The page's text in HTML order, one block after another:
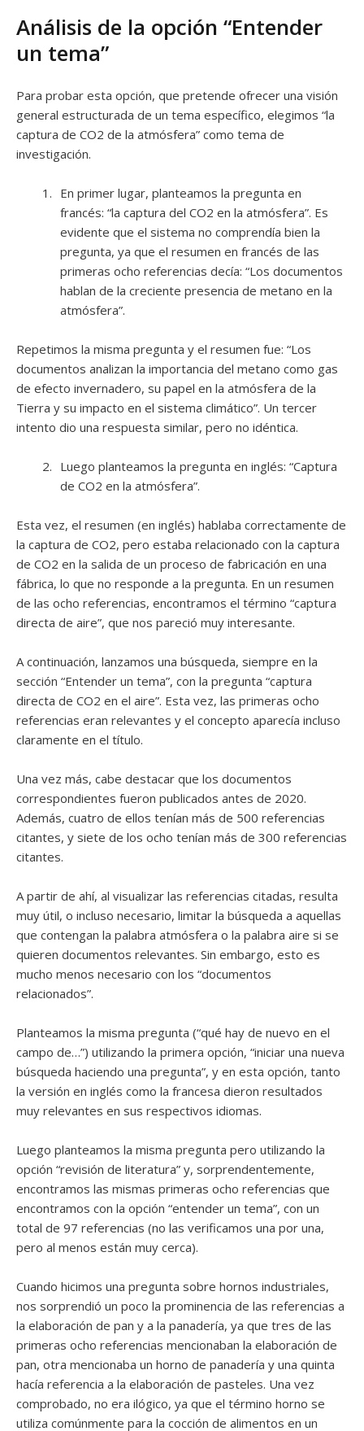
Análisis de la opción “Entender
un tema”
Para probar esta opción, que pretende ofrecer una visión
general estructurada de un tema específico, elegimos “la
captura de CO2 de la atmósfera” como tema de
investigación.
En primer lugar, planteamos la pregunta en
francés: “la captura del CO2 en la atmósfera”. Es
evidente que el sistema no comprendía bien la
pregunta, ya que el resumen en francés de las
primeras ocho referencias decía: “Los documentos
hablan de la creciente presencia de metano en la
atmósfera”.
Repetimos la misma pregunta y el resumen fue: “Los
documentos analizan la importancia del metano como gas
de efecto invernadero, su papel en la atmósfera de la
Tierra y su impacto en el sistema climático”. Un tercer
intento dio una respuesta similar, pero no idéntica.
Luego planteamos la pregunta en inglés: “Captura
de CO2 en la atmósfera”.
Esta vez, el resumen (en inglés) hablaba correctamente de
la captura de CO2, pero estaba relacionado con la captura
de CO2 en la salida de un proceso de fabricación en una
fábrica, lo que no responde a la pregunta. En un resumen
de las ocho referencias, encontramos el término “captura
directa de aire”, que nos pareció muy interesante.
A continuación, lanzamos una búsqueda, siempre en la
sección “Entender un tema”, con la pregunta “captura
directa de CO2 en el aire”. Esta vez, las primeras ocho
referencias eran relevantes y el concepto aparecía incluso
claramente en el título.
Una vez más, cabe destacar que los documentos
correspondientes fueron publicados antes de 2020.
Además, cuatro de ellos tenían más de 500 referencias
citantes, y siete de los ocho tenían más de 300 referencias
citantes.
A partir de ahí, al visualizar las referencias citadas, resulta
muy útil, o incluso necesario, limitar la búsqueda a aquellas
que contengan la palabra atmósfera o la palabra aire si se
quieren documentos relevantes. Sin embargo, esto es
mucho menos necesario con los “documentos
relacionados”.
Planteamos la misma pregunta (“qué hay de nuevo en el
campo de…”) utilizando la primera opción, “iniciar una nueva
búsqueda haciendo una pregunta”, y en esta opción, tanto
la versión en inglés como la francesa dieron resultados
muy relevantes en sus respectivos idiomas.
Luego planteamos la misma pregunta pero utilizando la
opción “revisión de literatura” y, sorprendentemente,
encontramos las mismas primeras ocho referencias que
encontramos con la opción “entender un tema”, con un
total de 97 referencias (no las verificamos una por una,
pero al menos están muy cerca).
Cuando hicimos una pregunta sobre hornos industriales,
nos sorprendió un poco la prominencia de las referencias a
la elaboración de pan y a la panadería, ya que tres de las
primeras ocho referencias mencionaban la elaboración de
pan, otra mencionaba un horno de panadería y una quinta
hacía referencia a la elaboración de pasteles. Una vez
comprobado, no era ilógico, ya que el término horno se
utiliza comúnmente para la cocción de alimentos en un